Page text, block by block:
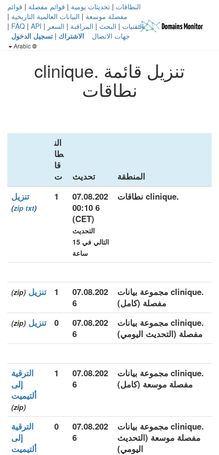
النطاقات | تحديثات يومية | قوائم مفصلة | قوائم
مفصلة موسعة | البيانات العالمية التاريخية |
التقنيات | البحث | المراقبة | السعر |
FAQ | API
|
جهات الاتصال
الاشتراك | تسجيل الدخول
تنزيل قائمة .clinique
نطاقات
المنطقة تحديث
الن
طا
قا
ت
.clinique نطاقات
07.08.202
6 00:10
(CET)
التحديث
التالي في 15
ساعة
1 تنزيل
(
zip txt
)
.clinique مجموعة بيانات
مفصلة (كامل)
07.08.202
6
1 تنزيل (zip)
.clinique مجموعة بيانات
مفصلة (التحديث اليومي)
07.08.202
6
0 تنزيل (zip)
.clinique مجموعة بيانات
مفصلة موسعة (كامل)
07.08.202
6
1
الترقية
إلى
ألتيميت
(zip)
.clinique مجموعة بيانات
مفصلة موسعة (التحديث
اليومي)
07.08.202
6
0
الترقية
إلى
ألتيميت